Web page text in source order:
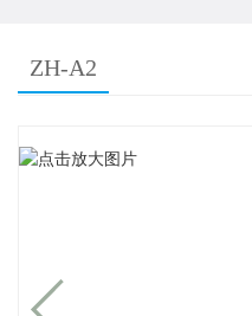
ZH-A2